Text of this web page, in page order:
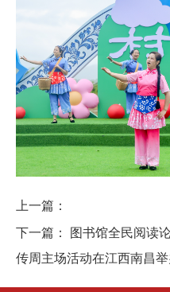
上一篇：
下一篇：
图书馆全民阅读
传周主场活动在江西南昌